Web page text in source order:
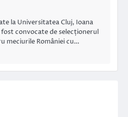
la Universitatea Cluj, Ioana
fost convocate de selecționerul
meciurile României cu…